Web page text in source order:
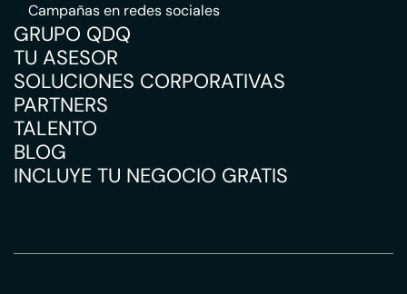
Campañas en redes sociales
GRUPO QDQ
TU ASESOR
SOLUCIONES CORPORATIVAS
PARTNERS
TALENTO
BLOG
INCLUYE TU NEGOCIO GRATIS